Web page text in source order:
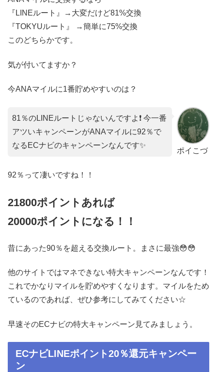
『LINEルート』→大変だけど81%交換
『TOKYUルート』 →簡単に75%交換
このどちらかです。
気が付いてますか？
今ANAマイルに1番貯めやすいのは？
ポイこづ
81％のLINEルートじゃないんですよ❗️ 今一番
アツいキャンペーンがANAマイルに92％で
なるECナビのキャンペーンなんです✨
92％って凄いですね！！
21800ポイントあれば
20000ポイントになる！！
昔にあった90％を超える交換ルート。まさに最強😳😳
他のサイトではマネできない特大キャンペーンなんです！
これでかなりマイルを貯めやすくなります。マイルをため
ているのであれば、ぜひ参考にしてみてください☆
早速そのECナビの特大キャンペーン見てみましょう。
ECナビLINEポイント20％還元キャンペー
ン